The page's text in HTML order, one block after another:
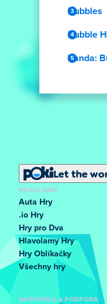
Bubbles
Bubble
Panda:
Let the
POPULÁRNÍ
Auta Hry
.io Hry
Hry pro Dva
Hlavolamy Hry
Hry Oblíkačky
Všechny hry
NÁPOVĚDA A PODPORA